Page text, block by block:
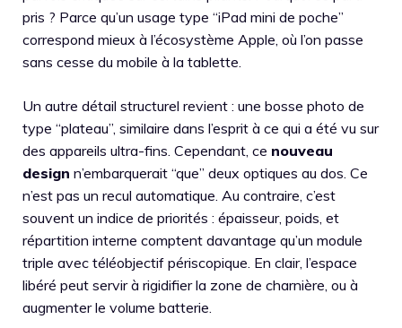
pris ? Parce qu’un usage type “iPad mini de poche”
correspond mieux à l’écosystème Apple, où l’on passe
sans cesse du mobile à la tablette.
Un autre détail structurel revient : une bosse photo de
type “plateau”, similaire dans l’esprit à ce qui a été vu sur
des appareils ultra-fins. Cependant, ce nouveau
design n’embarquerait “que” deux optiques au dos. Ce
n’est pas un recul automatique. Au contraire, c’est
souvent un indice de priorités : épaisseur, poids, et
répartition interne comptent davantage qu’un module
triple avec téléobjectif périscopique. En clair, l’espace
libéré peut servir à rigidifier la zone de charnière, ou à
augmenter le volume batterie.